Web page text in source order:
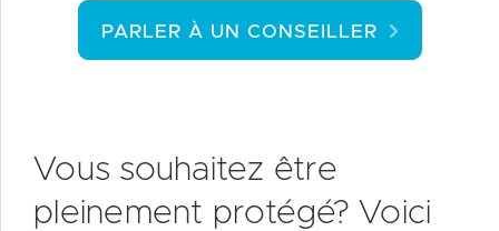
PARLER À UN CONSEILLER
Vous souhaitez être
pleinement protégé? Voici